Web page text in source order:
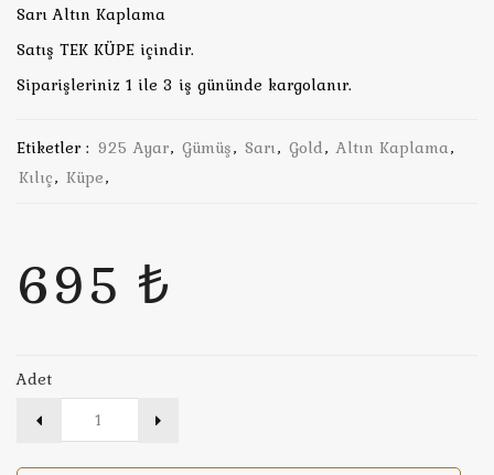
Sarı Altın Kaplama
Satış TEK KÜPE içindir.
Siparişleriniz 1 ile 3 iş gününde kargolanır.
Etiketler : 925 Ayar, Gümüş, Sarı, Gold, Altın Kaplama,
Kılıç, Küpe,
695 ₺
Adet